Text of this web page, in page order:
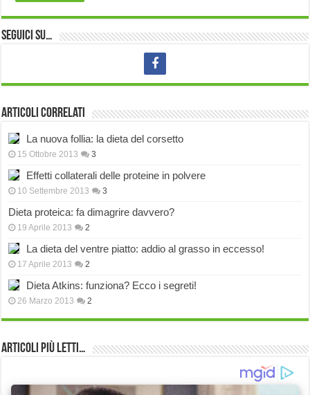
Seguici su…
Articoli correlati
La nuova follia: la dieta del corsetto
15 Ottobre 2013 3
Effetti collaterali delle proteine in polvere
10 Settembre 2013 3
Dieta proteica: fa dimagrire davvero?
19 Aprile 2013 2
La dieta del ventre piatto: addio al grasso in eccesso!
17 Aprile 2013 2
Dieta Atkins: funziona? Ecco i segreti!
26 Marzo 2013 2
Articoli più Letti…